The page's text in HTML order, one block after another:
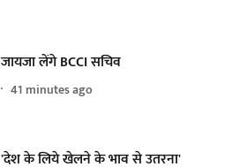
जायजा लेंगे BCCI सचिव
41 minutes ago
'देश के लिये खेलने के भाव से उतरना'